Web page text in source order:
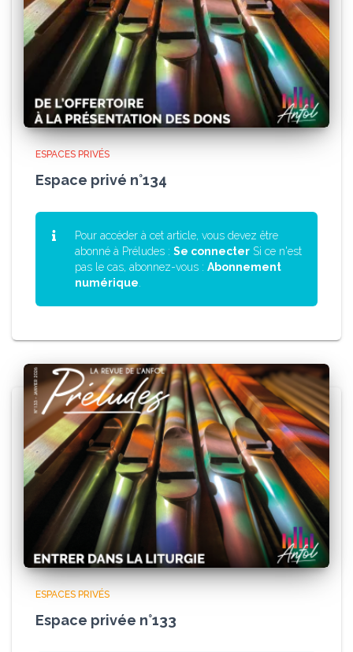
ESPACES PRIVÉS
Espace privé n°134
Pour accéder à cet article, vous devez être
abonné à Préludes : Se connecter Si ce n'est
pas le cas, abonnez-vous : Abonnement
numérique.
ESPACES PRIVÉS
Espace privée n°133